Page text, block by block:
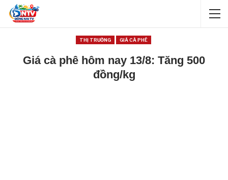
THỊ TRƯỜNG GIÁ CÀ PHÊ
Giá cà phê hôm nay 13/8: Tăng 500
đồng/kg